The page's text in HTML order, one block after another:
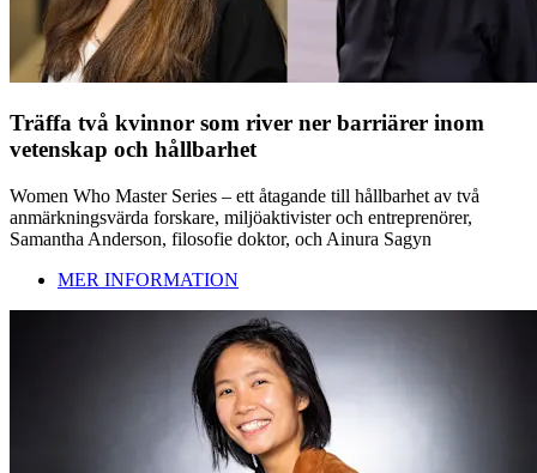
Träffa två kvinnor som river ner barriärer inom
vetenskap och hållbarhet
Women Who Master Series – ett åtagande till hållbarhet av två
anmärkningsvärda forskare, miljöaktivister och entreprenörer,
Samantha Anderson, filosofie doktor, och Ainura Sagyn
MER INFORMATION